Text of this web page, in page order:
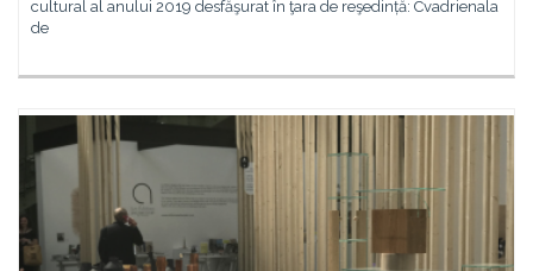
cultural al anului 2019 desfăşurat în ţara de reşedință: Cvadrienala
de